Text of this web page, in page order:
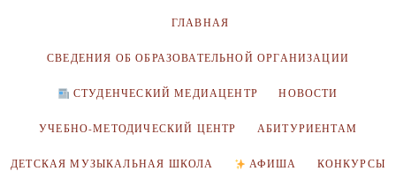
ГЛАВНАЯ
СВЕДЕНИЯ ОБ ОБРАЗОВАТЕЛЬНОЙ ОРГАНИЗАЦИИ
СТУДЕНЧЕСКИЙ МЕДИАЦЕНТР НОВОСТИ
УЧЕБНО-МЕТОДИЧЕСКИЙ ЦЕНТР АБИТУРИЕНТАМ
ДЕТСКАЯ МУЗЫКАЛЬНАЯ ШКОЛА АФИША КОНКУРСЫ